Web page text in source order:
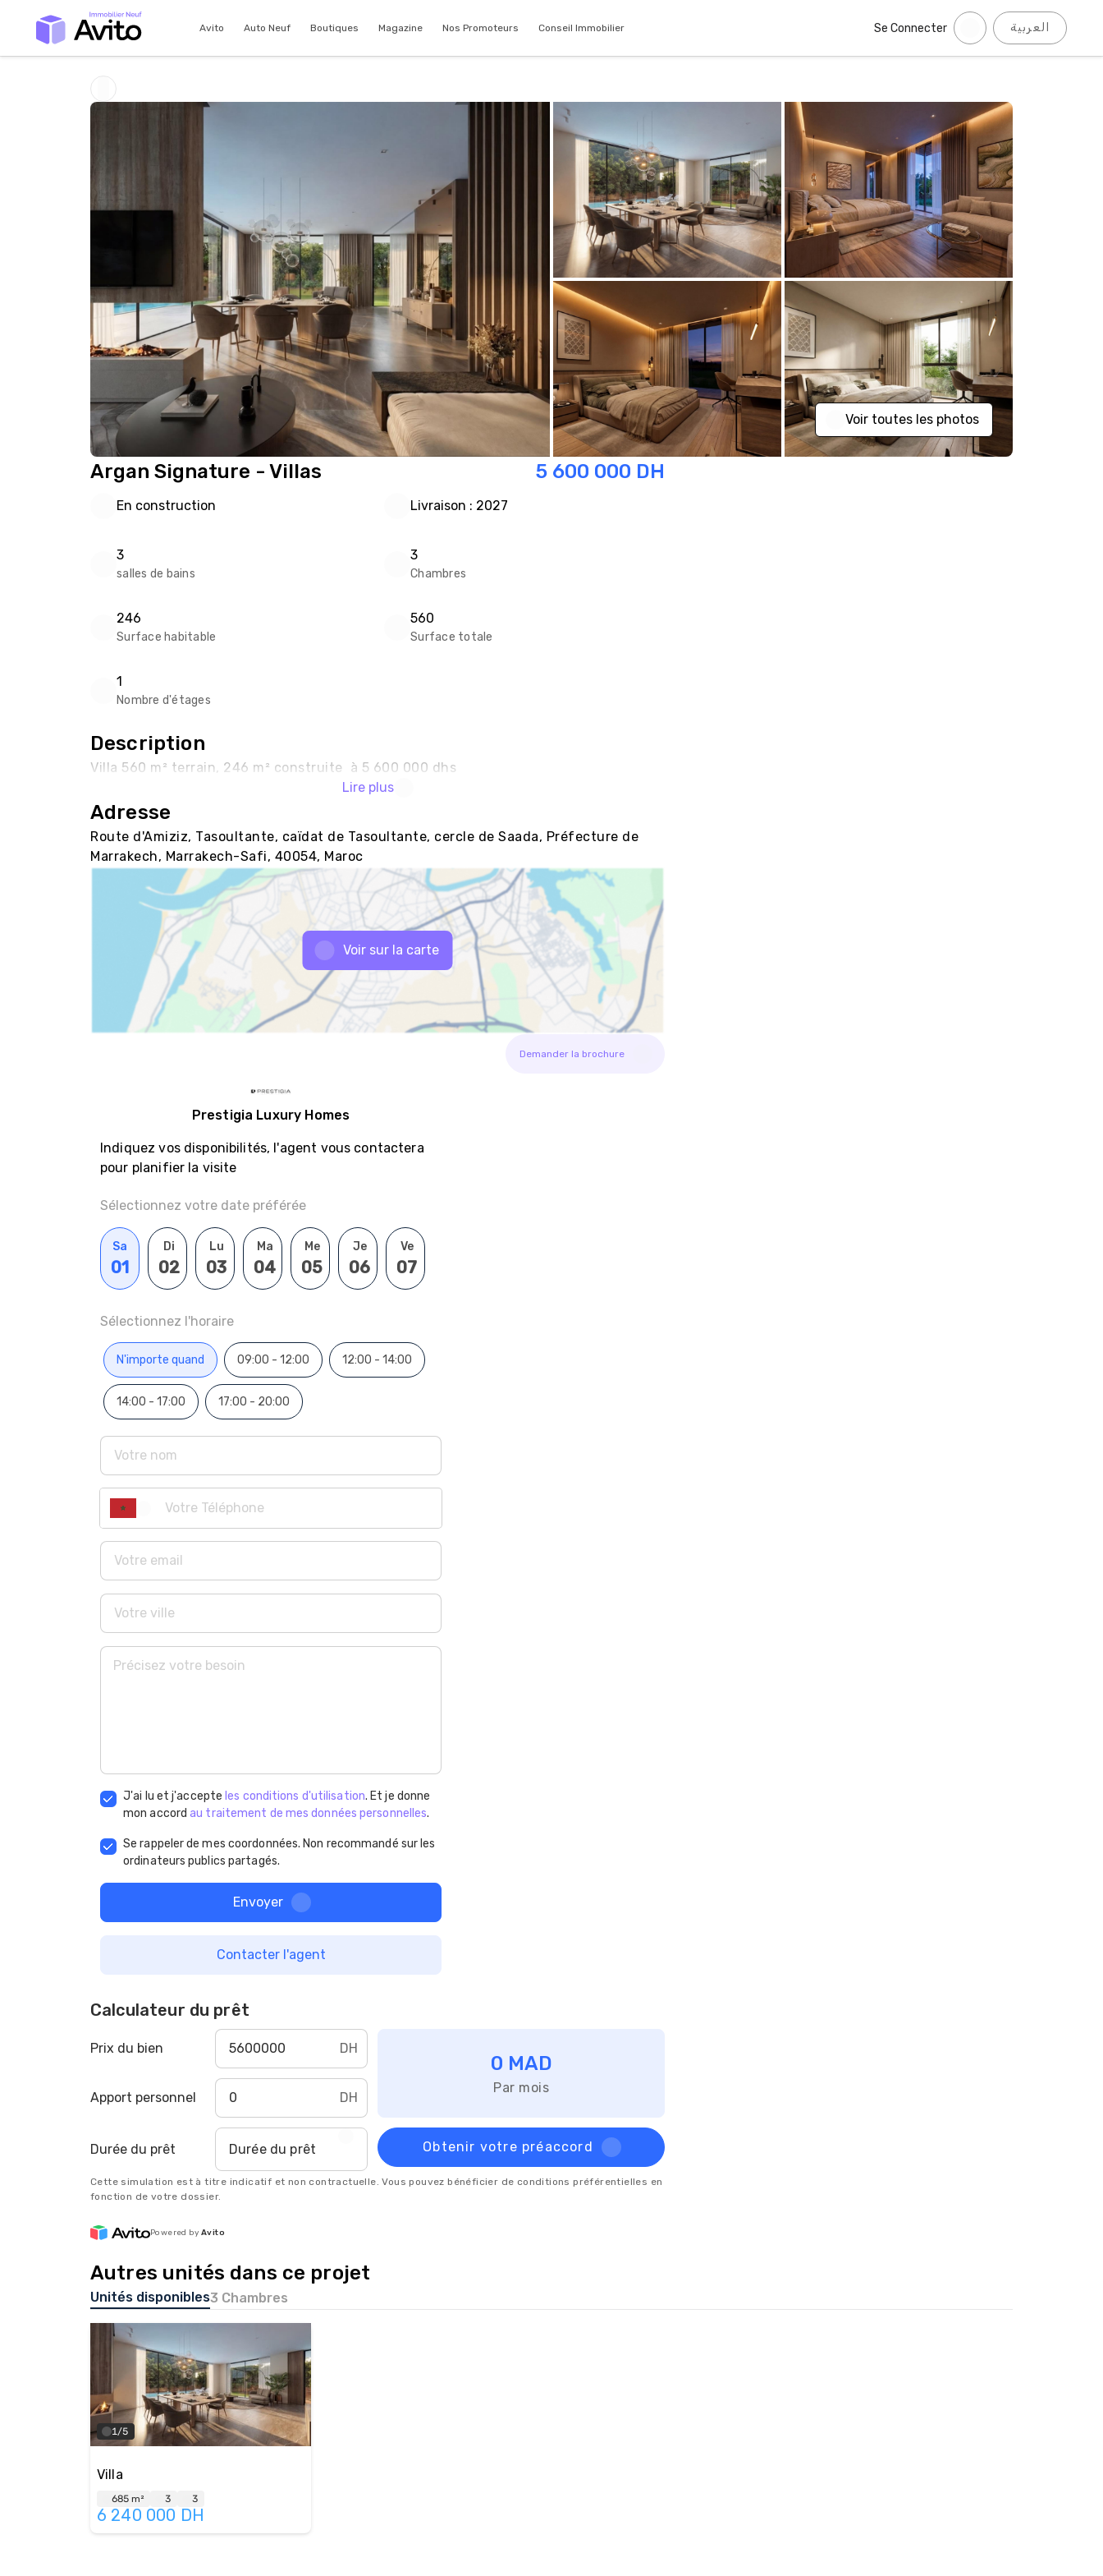
Avito Auto Neuf Boutiques Magazine Nos Promoteurs Conseil Immobilier Se Connecter العربية
Voir toutes les photos
Argan Signature - Villas 5 600 000 DH
En construction Livraison : 2027
3
salles de bains
3
Chambres
246
Surface habitable
560
Surface totale
1
Nombre d'étages
Description
Villa 560 m² terrain, 246 m² construite  à 5 600 000 dhs
Lire plus
Adresse
Route d'Amiziz, Tasoultante, caïdat de Tasoultante, cercle de Saada, Préfecture de
Marrakech, Marrakech-Safi, 40054, Maroc
Voir sur la carte
Demander la brochure
Prestigia Luxury Homes
Indiquez vos disponibilités, l'agent vous contactera
pour planifier la visite
Sélectionnez votre date préférée
Sa
01
Di
02
Lu
03
Ma
04
Me
05
Je
06
Ve
07
Sélectionnez l'horaire
N'importe quand 09:00 - 12:00 12:00 - 14:00
14:00 - 17:00 17:00 - 20:00
J'ai lu et j'accepte les conditions d'utilisation. Et je donne
mon accordau traitement de mes données personnelles.
Se rappeler de mes coordonnées. Non recommandé sur les
ordinateurs publics partagés.
Envoyer
Contacter l'agent
Calculateur du prêt
Prix du bien DH
Apport personnel DH
Durée du prêt Durée du prêt
0 MAD
Par mois
Obtenir votre préaccord
Cette simulation est à titre indicatif et non contractuelle. Vous pouvez bénéficier de conditions préférentielles en
fonction de votre dossier.
Powered by Avito
Autres unités dans ce projet
Unités disponibles3 Chambres
1/5
Villa
685 m² 3 3
6 240 000 DH